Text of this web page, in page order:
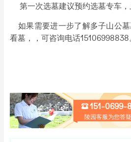
第一次选墓建议预约选墓专车，
如果需要进一步了解多子山公
看墓，，可咨询电话15106998838
151-0699-
陵园客服为您答